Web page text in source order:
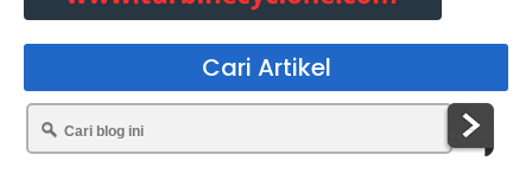
Cari Artikel